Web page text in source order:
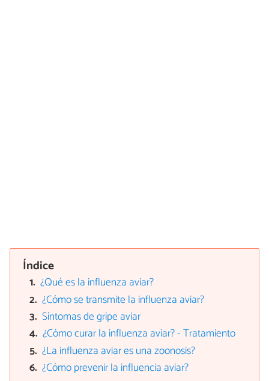
Índice
¿Qué es la influenza aviar?
¿Cómo se transmite la influenza aviar?
Síntomas de gripe aviar
¿Cómo curar la influenza aviar? - Tratamiento
¿La influenza aviar es una zoonosis?
¿Cómo prevenir la influencia aviar?